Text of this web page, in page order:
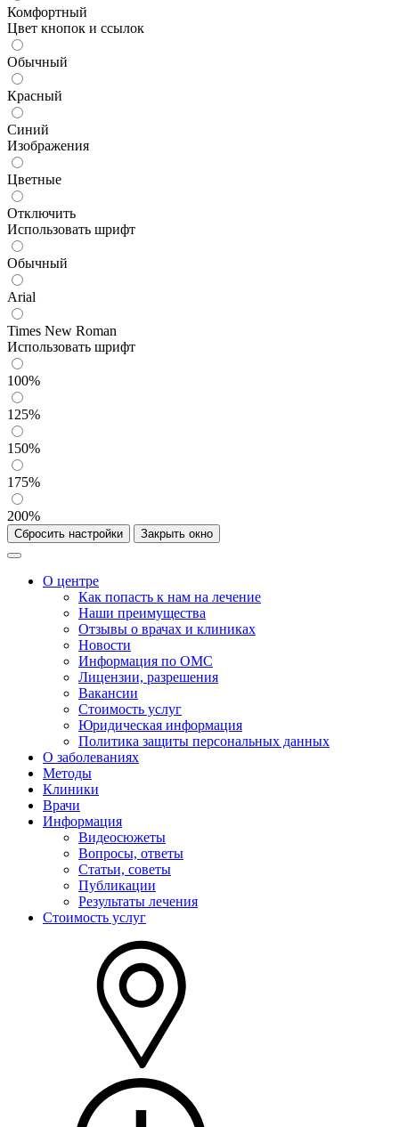
Комфортный
Цвет кнопок и ссылок
Обычный
Красный
Синий
Изображения
Цветные
Отключить
Использовать шрифт
Обычный
Arial
Times New Roman
Использовать шрифт
100%
125%
150%
175%
200%
Сбросить настройки Закрыть окно
О центре
Как попасть к нам на лечение
Наши преимущества
Отзывы о врачах и клиниках
Новости
Информация по ОМС
Лицензии, разрешения
Вакансии
Стоимость услуг
Юридическая информация
Политика защиты персональных данных
О заболеваниях
Методы
Клиники
Врачи
Информация
Видеосюжеты
Вопросы, ответы
Статьи, советы
Публикации
Результаты лечения
Стоимость услуг